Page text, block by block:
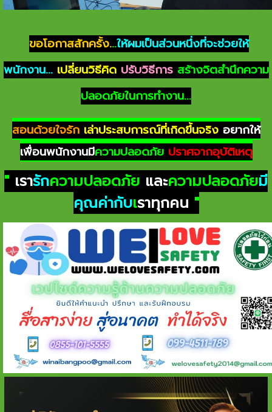
ขอโอกาสสักครั้ง...ให้ผมเป็นส่วนหนึ่งที่จะช่วยให้
พนักงาน... เปลี่ยนวิธีคิด ปรับวิธีการสร้างจิตสำนึกความ
ปลอดภัยในการทำงาน...
สอนด้วยใจรัก เล่าประสบการณ์ที่เกิดขึ้นจริง อยากให้
เพื่อนพนักงานมีความปลอดภัย ปราศจากอุบัติเหตุ
" เรารักความปลอดภัย และความปลอดภัยมี
คุณค่ากับเราทุกคน "